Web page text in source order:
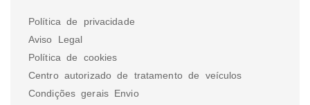
Política de privacidade
Aviso Legal
Política de cookies
Centro autorizado de tratamento de veículos
Condições gerais Envio